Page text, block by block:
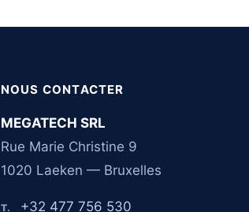
NOUS CONTACTER
MEGATECH SRL
Rue Marie Christine 9
1020 Laeken — Bruxelles
T. +32 477 756 530